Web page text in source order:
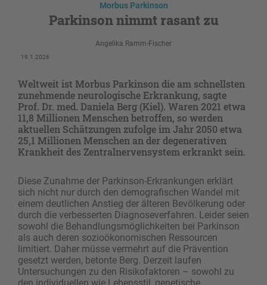
Morbus Parkinson
Parkinson nimmt rasant zu
Angelika Ramm-Fischer
19.1.2026
Weltweit ist Morbus Parkinson die am schnellsten
zunehmende neurologische Erkrankung, sagte
Prof. Dr. med. Daniela Berg (Kiel). Waren 2021 etwa
11,8 Millionen Menschen betroffen, so werden
aktuellen Schätzungen zufolge im Jahr 2050 etwa
25,1 Millionen Menschen an der degenerativen
Krankheit des Zentralnervensystem erkrankt sein.
Diese Zunahme der Parkinson-Erkrankungen erklärt
sich nicht nur durch den demografischen Wandel mit
einem deutlichen Anstieg der älteren Bevölkerung oder
durch die verbesserten Diagnoseverfahren. Leider seien
sowohl die Behandlungsmöglichkeiten bei Parkinson
als auch deren sozioökonomischen Ressourcen
limitiert. Daher müsse vermehrt auf die Prävention
gesetzt werden, betonte Berg. Derzeit laufen
Untersuchungen zu den Risikofaktoren – sowohl zu